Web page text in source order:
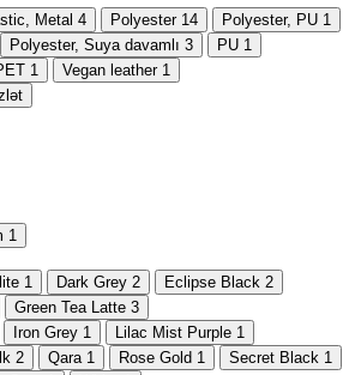
Metal 4 Polyester 14 Polyester, PU 1
Polyester, Suya davamlı 3 PU 1
1 Vegan leather 1
1
1 Dark Grey 2 Eclipse Black 2
Green Tea Latte 3
Iron Grey 1 Lilac Mist Purple 1
2 Qara 1 Rose Gold 1 Secret Black 1